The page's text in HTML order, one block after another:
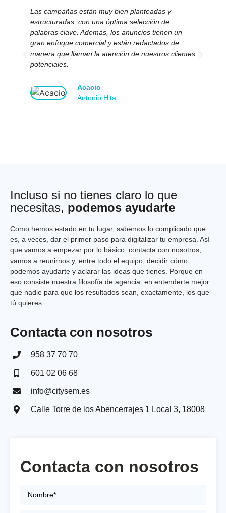
Las campañas están muy bien planteadas y
estructuradas, con una óptima selección de
palabras clave. Además, los anuncios tienen un
gran enfoque comercial y están redactados de
manera que llaman la atención de nuestros clientes
potenciales.
Acacio
Antonio Hita
Incluso si no tienes claro lo que
necesitas, podemos ayudarte
Como hemos estado en tu lugar, sabemos lo complicado que
es, a veces, dar el primer paso para digitalizar tu empresa. Así
que vamos a empezar por lo básico: contacta con nosotros,
vamos a reunirnos y, entre todo el equipo, decidir cómo
podemos ayudarte y aclarar las ideas que tienes. Porque en
eso consiste nuestra filosofía de agencia: en entenderte mejor
que nadie para que los resultados sean, exactamente, los que
tú quieres.
Contacta con nosotros
958 37 70 70
601 02 06 68
info@citysem.es
Calle Torre de los Abencerrajes 1 Local 3, 18008​
Contacta con nosotros